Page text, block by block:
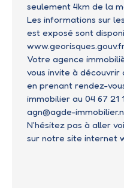
seulement 4km de la
Les informations sur
est exposé sont
Votre agence
vous invite à
en prenant rendez-
immobilier au 04 67 21
agn@agde-
N'hésitez pas à aller
sur notre site internet